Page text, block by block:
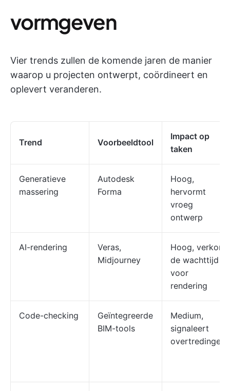
vormgeven
Vier trends zullen de komende jaren de manier
waarop u projecten ontwerpt, coördineert en
oplevert veranderen.
Trend Voorbeeldtool
Impact op
taken
Generatieve
massering
Autodesk
Forma
Hoog,
hervormt
vroeg
ontwerp
AI-rendering
Veras,
Midjourney
Hoog, verkort
de wachttijd
voor
rendering
Code-checking
Geïntegreerde
BIM-tools
Medium,
signaleert
overtredingen